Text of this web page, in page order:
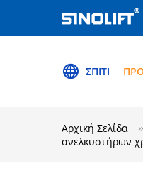
ΣΠΊΤΙ
Αρχική Σελίδα
ανελκυστήρων